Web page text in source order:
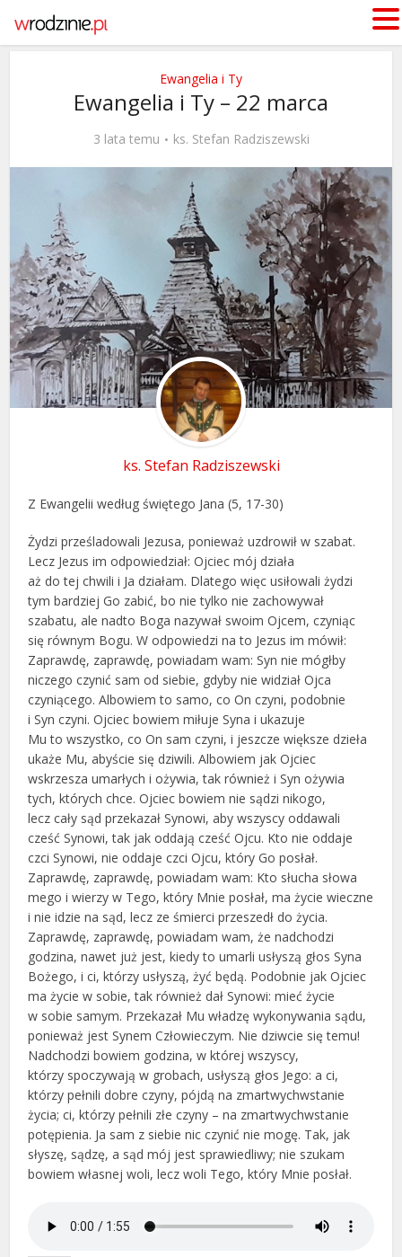
Ewangelia i Ty
Ewangelia i Ty – 22 marca
3 lata temu ks. Stefan Radziszewski
ks. Stefan Radziszewski
Z Ewangelii według świętego Jana (5, 17-30)
Żydzi prześladowali Jezusa, ponieważ uzdrowił w szabat.
Lecz Jezus im odpowiedział: Ojciec mój działa
aż do tej chwili i Ja działam. Dlatego więc usiłowali żydzi
tym bardziej Go zabić, bo nie tylko nie zachowywał
szabatu, ale nadto Boga nazywał swoim Ojcem, czyniąc
się równym Bogu. W odpowiedzi na to Jezus im mówił:
Zaprawdę, zaprawdę, powiadam wam: Syn nie mógłby
niczego czynić sam od siebie, gdyby nie widział Ojca
czyniącego. Albowiem to samo, co On czyni, podobnie
i Syn czyni. Ojciec bowiem miłuje Syna i ukazuje
Mu to wszystko, co On sam czyni, i jeszcze większe dzieła
ukaże Mu, abyście się dziwili. Albowiem jak Ojciec
wskrzesza umarłych i ożywia, tak również i Syn ożywia
tych, których chce. Ojciec bowiem nie sądzi nikogo,
lecz cały sąd przekazał Synowi, aby wszyscy oddawali
cześć Synowi, tak jak oddają cześć Ojcu. Kto nie oddaje
czci Synowi, nie oddaje czci Ojcu, który Go posłał.
Zaprawdę, zaprawdę, powiadam wam: Kto słucha słowa
mego i wierzy w Tego, który Mnie posłał, ma życie wieczne
i nie idzie na sąd, lecz ze śmierci przeszedł do życia.
Zaprawdę, zaprawdę, powiadam wam, że nadchodzi
godzina, nawet już jest, kiedy to umarli usłyszą głos Syna
Bożego, i ci, którzy usłyszą, żyć będą. Podobnie jak Ojciec
ma życie w sobie, tak również dał Synowi: mieć życie
w sobie samym. Przekazał Mu władzę wykonywania sądu,
ponieważ jest Synem Człowieczym. Nie dziwcie się temu!
Nadchodzi bowiem godzina, w której wszyscy,
którzy spoczywają w grobach, usłyszą głos Jego: a ci,
którzy pełnili dobre czyny, pójdą na zmartwychwstanie
życia; ci, którzy pełnili złe czyny – na zmartwychwstanie
potępienia. Ja sam z siebie nic czynić nie mogę. Tak, jak
słyszę, sądzę, a sąd mój jest sprawiedliwy; nie szukam
bowiem własnej woli, lecz woli Tego, który Mnie posłał.